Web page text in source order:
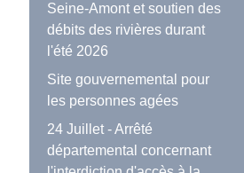
Seine-Amont et soutien des
débits des rivières durant
l'été 2026
Site gouvernemental pour
les personnes agées
24 Juillet - Arrêté
départemental concernant